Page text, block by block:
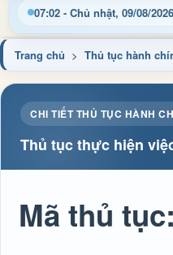
07:02 - Chủ nhật, 09/08/2026
mừng quý bạn đọc đến với
Trang chủ > Thủ tục hành
CHI TIẾT THỦ TỤC HÀNH
Thủ tục thực hiện
Mã thủ tục: